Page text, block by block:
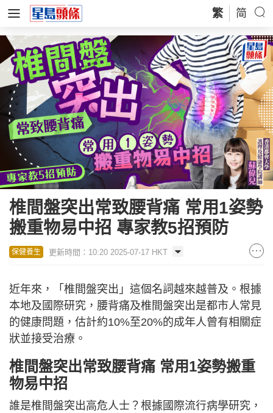
繁 简
椎間盤突出常致腰背痛 常用1姿勢
搬重物易中招 專家教5招預防
保健養生 更新時間：10:20 2025-07-17 HKT
近年來，「椎間盤突出」這個名詞越來越普及。根據
本地及國際研究，腰背痛及椎間盤突出是都市人常見
的健康問題，估計約10%至20%的成年人曾有相關症
狀並接受治療。
椎間盤突出常致腰背痛 常用1姿勢搬重
物易中招
誰是椎間盤突出高危人士？根據國際流行病學研究，